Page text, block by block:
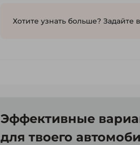
Хотите узнать больше? Задайте
Эффективные
для твоего